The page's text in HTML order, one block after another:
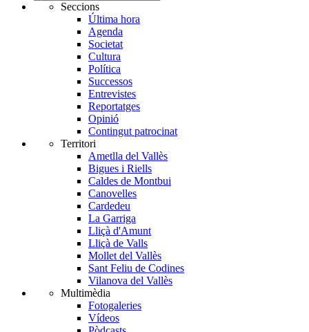
Seccions
Última hora
Agenda
Societat
Cultura
Política
Successos
Entrevistes
Reportatges
Opinió
Contingut patrocinat
Territori
Ametlla del Vallès
Bigues i Riells
Caldes de Montbui
Canovelles
Cardedeu
La Garriga
Lliçà d'Amunt
Lliçà de Valls
Mollet del Vallès
Sant Feliu de Codines
Vilanova del Vallès
Multimèdia
Fotogaleries
Vídeos